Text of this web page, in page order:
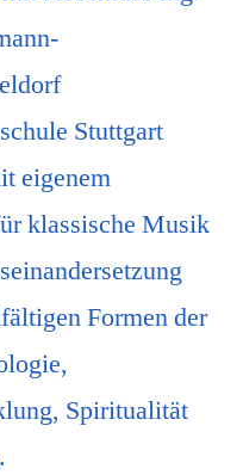
Stuttgart
eigenem
klassische Musik
Formen der
Spiritualität